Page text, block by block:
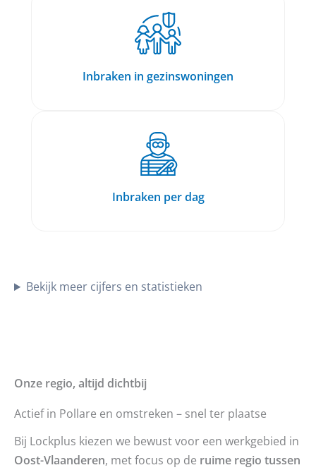
Inbraken in gezinswoningen
Inbraken per dag
Bekijk meer cijfers en statistieken
Onze regio, altijd dichtbij
Actief in Pollare en omstreken – snel ter plaatse
Bij Lockplus kiezen we bewust voor een werkgebied in
Oost-Vlaanderen, met focus op de ruime regio tussen